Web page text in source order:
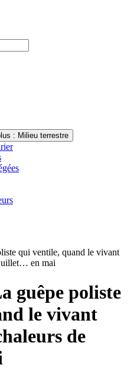
: Milieu terrestre
qui ventile, quand le vivant
juillet… en mai
guêpe poliste
le vivant
de